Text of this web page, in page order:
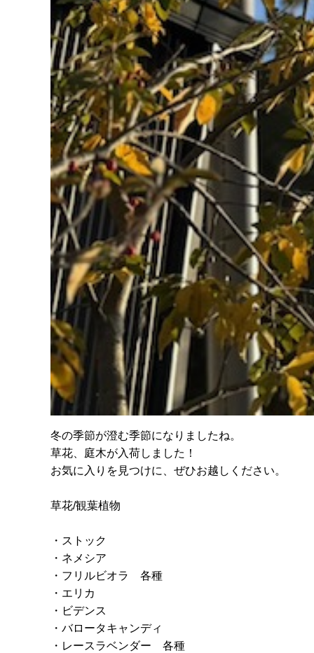
冬の季節が澄む季節になりましたね。
草花、庭木が入荷しました！
お気に入りを見つけに、ぜひお越しください。
草花/観葉植物
・ストック
・ネメシア
・フリルビオラ 各種
・エリカ
・ビデンス
・バロータキャンディ
・レースラベンダー 各種